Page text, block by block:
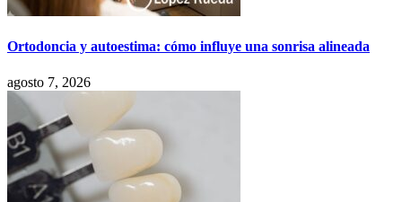
Ortodoncia y autoestima: cómo influye una sonrisa alineada
agosto 7, 2026